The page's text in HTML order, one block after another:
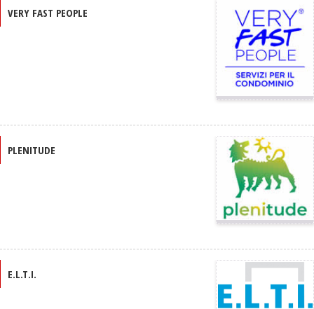
VERY FAST PEOPLE
PLENITUDE
E.L.T.I.